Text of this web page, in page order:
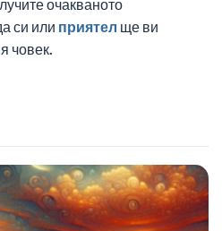
очакваното
си или приятел ще ви
човек.